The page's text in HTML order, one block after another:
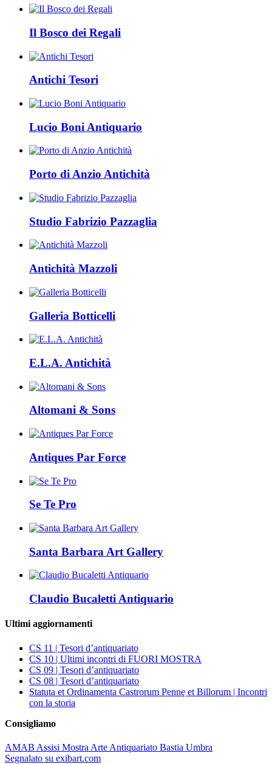
Il Bosco dei Regali
Antichi Tesori
Lucio Boni Antiquario
Porto di Anzio Antichità
Studio Fabrizio Pazzaglia
Antichità Mazzoli
Galleria Botticelli
E.L.A. Antichità
Altomani & Sons
Antiques Par Force
Se Te Pro
Santa Barbara Art Gallery
Claudio Bucaletti Antiquario
Ultimi aggiornamenti
CS 11 | Tesori d’antiquariato
CS 10 | Ultimi incontri di FUORI MOSTRA
CS 09 | Tesori d’antiquariato
CS 08 | Tesori d’antiquariato
Statuta et Ordinamenta Castrorum Pennę et Billorum | Incontri
con la storia
Consigliamo
AMAB Assisi Mostra Arte Antiquariato Bastia Umbra
Segnalato su exibart.com